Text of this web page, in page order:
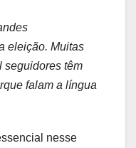
eleição. Muitas
seguidores têm
falam a língua
nesse